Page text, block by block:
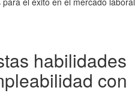
habilidades
con